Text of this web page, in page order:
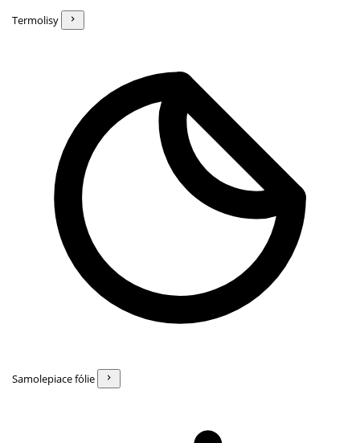
Termolisy
Samolepiace fólie